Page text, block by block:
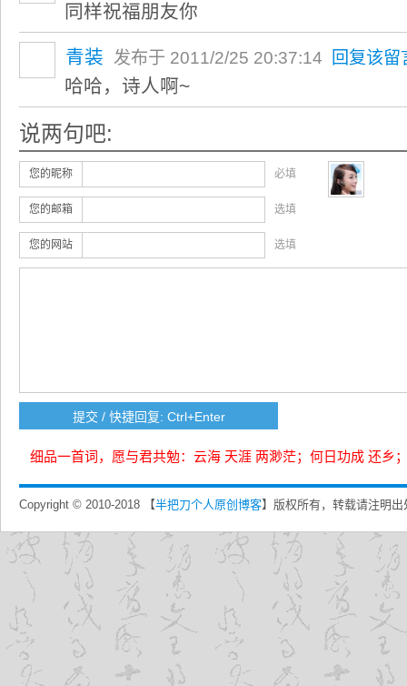
同样祝福朋友你
青装 发布于 2011/2/25 20:37:14 回复该留
哈哈，诗人啊~
说两句吧:
您的昵称 必填
您的邮箱 选填
您的网站 选填
细品一首词，愿与君共勉：云海 天涯 两渺茫；何日功成 还乡
Copyright © 2010-2018 【半把刀个人原创博客】版权所有，转载请注明出